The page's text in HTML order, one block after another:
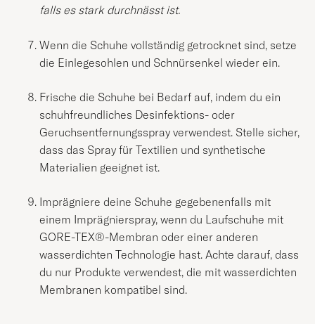
falls es stark durchnässt ist.
Wenn die Schuhe vollständig getrocknet sind, setze
die Einlegesohlen und Schnürsenkel wieder ein.
Frische die Schuhe bei Bedarf auf, indem du ein
schuhfreundliches Desinfektions- oder
Geruchsentfernungsspray verwendest. Stelle sicher,
dass das Spray für Textilien und synthetische
Materialien geeignet ist.
Imprägniere deine Schuhe gegebenenfalls mit
einem Imprägnierspray, wenn du Laufschuhe mit
GORE-TEX®-Membran oder einer anderen
wasserdichten Technologie hast. Achte darauf, dass
du nur Produkte verwendest, die mit wasserdichten
Membranen kompatibel sind.